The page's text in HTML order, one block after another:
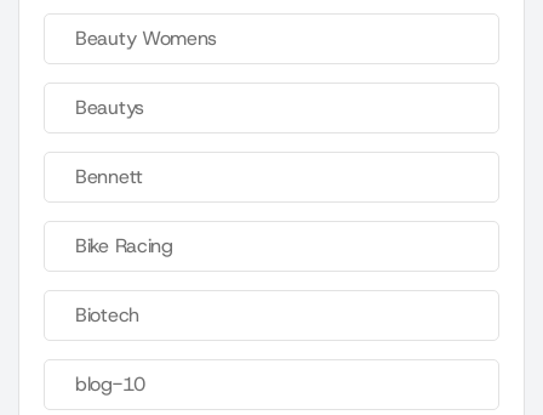
Beauty Womens
Beautys
Bennett
Bike Racing
Biotech
blog-10